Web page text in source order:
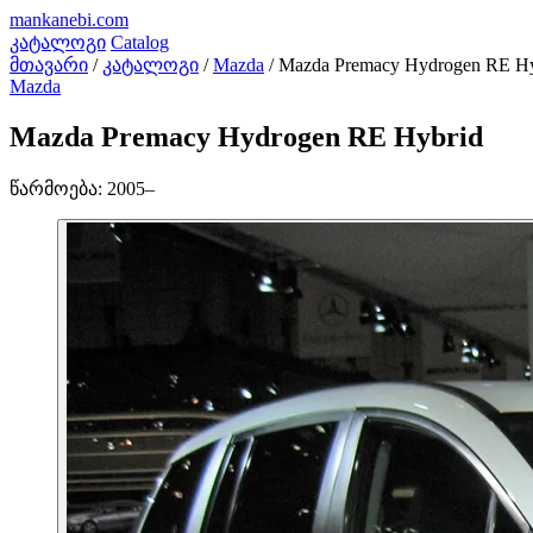
mankanebi.com
კატალოგი Catalog
მთავარი / კატალოგი / Mazda / Mazda Premacy Hydrogen RE
Mazda
Mazda Premacy Hydrogen RE Hybrid
წარმოება: 2005–